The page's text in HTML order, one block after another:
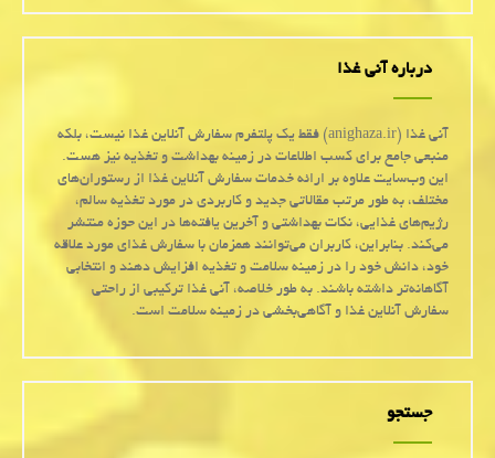
درباره آنی غذا
آنی غذا (anighaza.ir) فقط یک پلتفرم سفارش آنلاین غذا نیست، بلکه
منبعی جامع برای کسب اطلاعات در زمینه بهداشت و تغذیه نیز هست.
این وب‌سایت علاوه بر ارائه خدمات سفارش آنلاین غذا از رستوران‌های
مختلف، به طور مرتب مقالاتی جدید و کاربردی در مورد تغذیه سالم،
رژیم‌های غذایی، نکات بهداشتی و آخرین یافته‌ها در این حوزه منتشر
می‌کند. بنابراین، کاربران می‌توانند همزمان با سفارش غذای مورد علاقه
خود، دانش خود را در زمینه سلامت و تغذیه افزایش دهند و انتخابی
آگاهانه‌تر داشته باشند. به طور خلاصه، آنی غذا ترکیبی از راحتی
سفارش آنلاین غذا و آگاهی‌بخشی در زمینه سلامت است.
جستجو